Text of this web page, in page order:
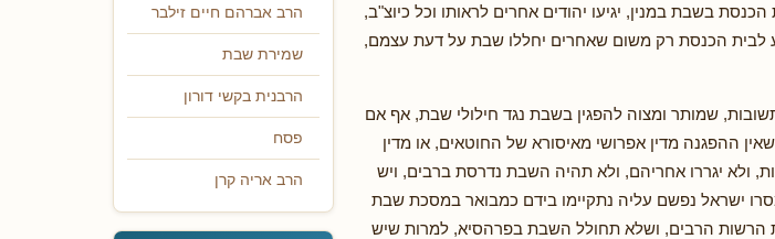
בשבת במנין, יגיעו יהודים אחרים לראותו וכל כיוצ"ב,
לבית הכנסת רק משום שאחרים יחללו שבת על דעת עצמם,
שמותר ומצוה להפגין בשבת נגד חילולי שבת, אף אם
ההפגנה מדין אפרושי מאיסורא של החוטאים, או מדין
ולא יגררו אחריהם, ולא תהיה השבת נדרסת ברבים, ויש
ישראל נפשם עליה נתקיימו בידם כמבואר במסכת שבת
הרשות הרבים, ושלא תחולל השבת בפרהסיא, למרות שיש
הרב אברהם חיים זילבר
שמירת שבת
הרבנית בקשי דורון
פסח
הרב אריה קרן